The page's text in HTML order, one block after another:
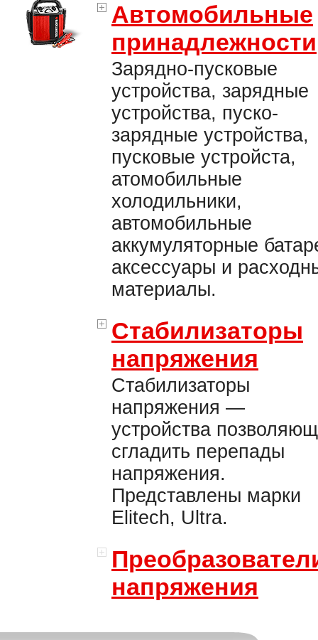
Автомобильные
принадлежности
Зарядно-пусковые
устройства, зарядные
устройства, пуско-
зарядные устройства,
пусковые устройста,
атомобильные
холодильники,
автомобильные
аккумуляторные
аксессуары и
материалы.
Стабилизаторы
напряжения
Стабилизаторы
напряжения —
устройства
сгладить перепады
напряжения.
Представлены марки
Elitech, Ultra.
напряжения